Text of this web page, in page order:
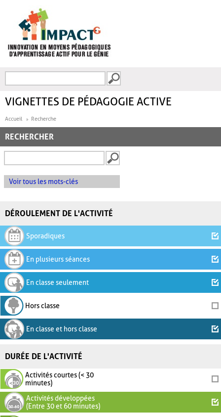
FORMULAIRE DE
VIGNETTES DE PÉDAGOGIE ACTIVE
Accueil Recherche
RECHERCHER
Voir tous les mots-clés
DÉROULEMENT DE L'ACTIVITÉ
Sporadiques
En plusieurs séances
En classe seulement
Hors classe
En classe et hors classe
DURÉE DE L'ACTIVITÉ
Activités courtes (< 30
minutes)
Activités développées
(Entre 30 et 60 minutes)